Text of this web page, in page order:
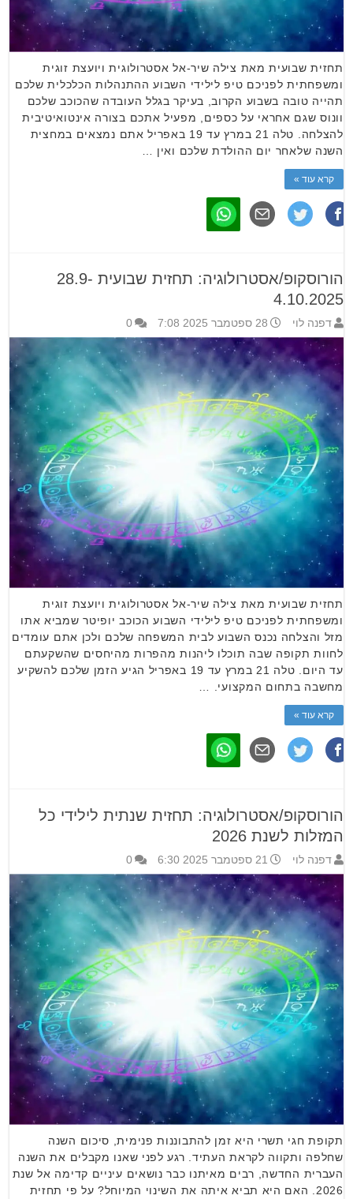
תחזית שבועית מאת צילה שיר-אל אסטרולוגית ויועצת זוגית
ומשפחתית לפניכם טיפ לילידי השבוע ההתנהלות הכלכלית שלכם
תהייה טובה בשבוע הקרוב, בעיקר בגלל העובדה שהכוכב שלכם
וונוס שגם אחראי על כספים, מפעיל אתכם בצורה אינטואיטיבית
להצלחה. טלה 21 במרץ עד 19 באפריל אתם נמצאים במחצית
השנה שלאחר יום ההולדת שלכם ואין …
קרא עוד »
הורוסקופ/אסטרולוגיה: תחזית שבועית 28.9-
4.10.2025
דפנה לוי 28 ספטמבר 2025 7:08 0
תחזית שבועית מאת צילה שיר-אל אסטרולוגית ויועצת זוגית
ומשפחתית לפניכם טיפ לילידי השבוע הכוכב יופיטר שמביא אתו
מזל והצלחה נכנס השבוע לבית המשפחה שלכם ולכן אתם עומדים
לחוות תקופה שבה תוכלו ליהנות מהפרות מהיחסים שהשקעתם
עד היום. טלה 21 במרץ עד 19 באפריל הגיע הזמן שלכם להשקיע
מחשבה בתחום המקצועי. …
קרא עוד »
הורוסקופ/אסטרולוגיה: תחזית שנתית לילידי כל
המזלות לשנת 2026
דפנה לוי 21 ספטמבר 2025 6:30 0
תקופת חגי תשרי היא זמן להתבוננות פנימית, סיכום השנה
שחלפה ותקווה לקראת העתיד. רגע לפני שאנו מקבלים את השנה
העברית החדשה, רבים מאיתנו כבר נושאים עיניים קדימה אל שנת
2026. האם היא תביא איתה את השינוי המיוחל? על פי תחזית